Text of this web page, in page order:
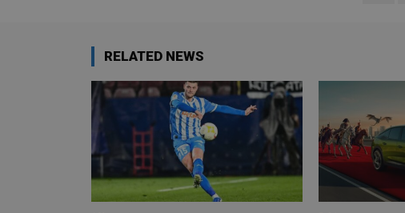
RELATED NEWS